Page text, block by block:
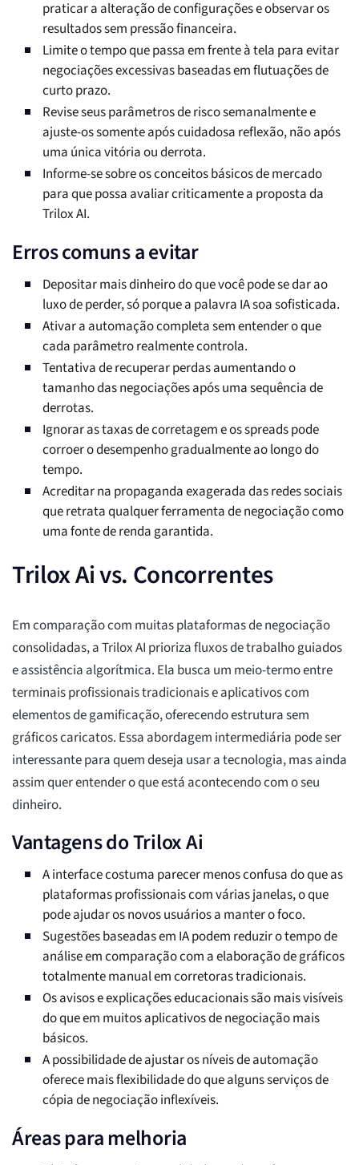
praticar a alteração de configurações e observar os
resultados sem pressão financeira.
Limite o tempo que passa em frente à tela para evitar
negociações excessivas baseadas em flutuações de
curto prazo.
Revise seus parâmetros de risco semanalmente e
ajuste-os somente após cuidadosa reflexão, não após
uma única vitória ou derrota.
Informe-se sobre os conceitos básicos de mercado
para que possa avaliar criticamente a proposta da
Trilox AI.
Erros comuns a evitar
Depositar mais dinheiro do que você pode se dar ao
luxo de perder, só porque a palavra IA soa sofisticada.
Ativar a automação completa sem entender o que
cada parâmetro realmente controla.
Tentativa de recuperar perdas aumentando o
tamanho das negociações após uma sequência de
derrotas.
Ignorar as taxas de corretagem e os spreads pode
corroer o desempenho gradualmente ao longo do
tempo.
Acreditar na propaganda exagerada das redes sociais
que retrata qualquer ferramenta de negociação como
uma fonte de renda garantida.
Trilox Ai vs. Concorrentes
Em comparação com muitas plataformas de negociação
consolidadas, a Trilox AI prioriza fluxos de trabalho guiados
e assistência algorítmica. Ela busca um meio-termo entre
terminais profissionais tradicionais e aplicativos com
elementos de gamificação, oferecendo estrutura sem
gráficos caricatos. Essa abordagem intermediária pode ser
interessante para quem deseja usar a tecnologia, mas ainda
assim quer entender o que está acontecendo com o seu
dinheiro.
Vantagens do Trilox Ai
A interface costuma parecer menos confusa do que as
plataformas profissionais com várias janelas, o que
pode ajudar os novos usuários a manter o foco.
Sugestões baseadas em IA podem reduzir o tempo de
análise em comparação com a elaboração de gráficos
totalmente manual em corretoras tradicionais.
Os avisos e explicações educacionais são mais visíveis
do que em muitos aplicativos de negociação mais
básicos.
A possibilidade de ajustar os níveis de automação
oferece mais flexibilidade do que alguns serviços de
cópia de negociação inflexíveis.
Áreas para melhoria